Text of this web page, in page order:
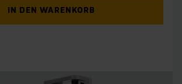
IN DEN WARENKORB